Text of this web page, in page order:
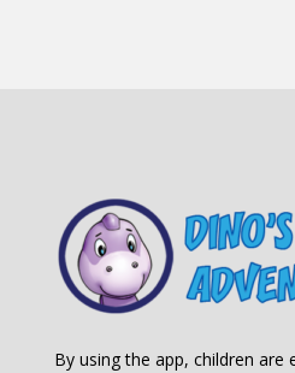
By using the app, children